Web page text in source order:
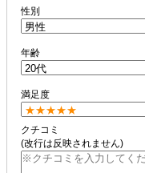
性別
年齢
満足度
クチコミ
(改行は反映されません)